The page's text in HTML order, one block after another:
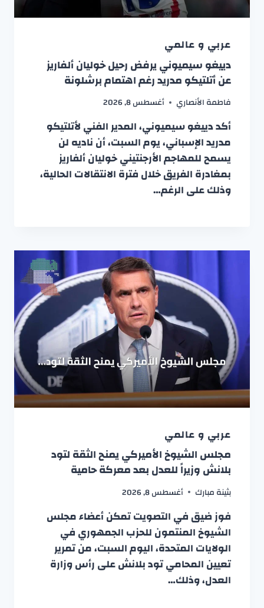
عربي و عالمي
دييغو سيميوني يرفض رحيل خوليان ألفاريز
عن أتلتيكو مدريد رغم اهتمام برشلونة
فاطمة الأنصاري أغسطس 8, 2026
أكد دييغو سيميوني، المدير الفني لأتلتيكو
مدريد الإسباني، يوم السبت، أن ناديه لن
يسمح للمهاجم الأرجنتيني خوليان ألفاريز
بمغادرة الفريق خلال فترة الانتقالات الحالية،
وذلك على الرغم…
عربي و عالمي
مجلس الشيوخ الأميركي يمنح الثقة لتود
بلانش وزيراً للعدل بعد معركة حامية
بثينة مبارك أغسطس 8, 2026
فوز ضيق في التصويت تمكن أعضاء مجلس
الشيوخ المنتمون للحزب الجمهوري في
الولايات المتحدة، اليوم السبت، من تمرير
تعيين المحامي تود بلانش على رأس وزارة
العدل، وذلك…